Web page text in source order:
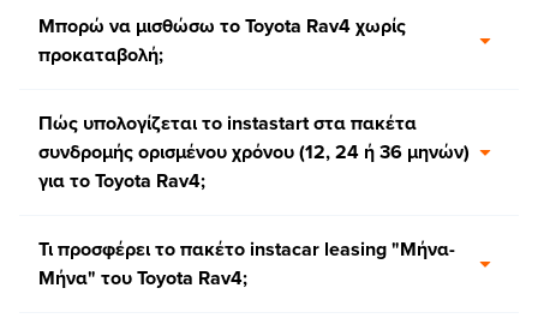
Μπορώ να μισθώσω το Toyota Rav4 χωρίς
προκαταβολή;
Πώς υπολογίζεται το instastart στα πακέτα
συνδρομής ορισμένου χρόνου (12, 24 ή 36 μηνών)
για το Toyota Rav4;
Τι προσφέρει το πακέτο instacar leasing "Μήνα-
Μήνα" του Toyota Rav4;